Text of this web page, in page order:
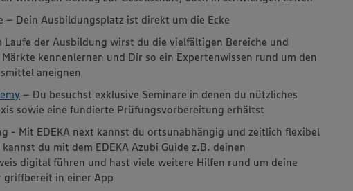
– Dein Ausbildungsplatz ist direkt um die Ecke
Laufe der Ausbildung wirst du die vielfältigen Bereiche und
kennenlernen und Dir so ein Expertenwissen rund um den
aneignen
– Du besuchst exklusive Seminare in denen du nützliches
sowie eine fundierte Prüfungsvorbereitung erhältst
- Mit EDEKA next kannst du ortsunabhängig und zeitlich flexibel
du mit dem EDEKA Azubi Guide z.B. deinen
digital führen und hast viele weitere Hilfen rund um deine
griffbereit in einer App